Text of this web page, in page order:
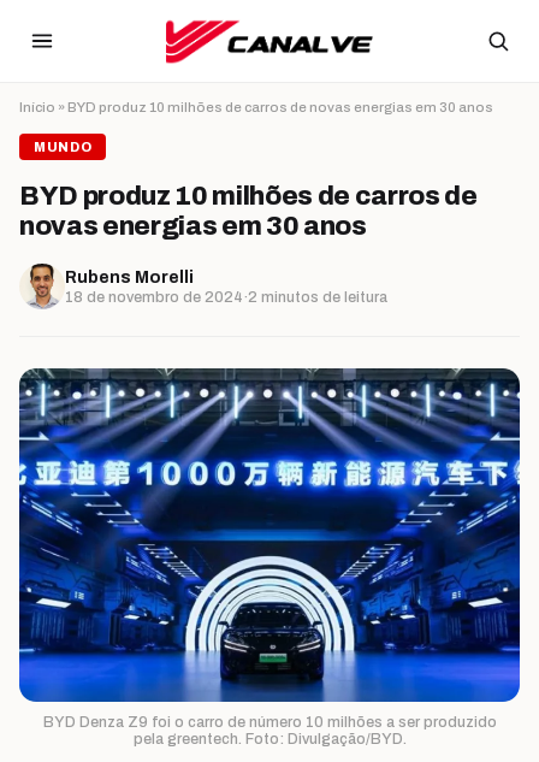
Início » BYD produz 10 milhões de carros de novas energias em 30 anos
MUNDO
BYD produz 10 milhões de carros de
novas energias em 30 anos
Rubens Morelli
18 de novembro de 2024·2 minutos de leitura
BYD Denza Z9 foi o carro de número 10 milhões a ser produzido
pela greentech. Foto: Divulgação/BYD.